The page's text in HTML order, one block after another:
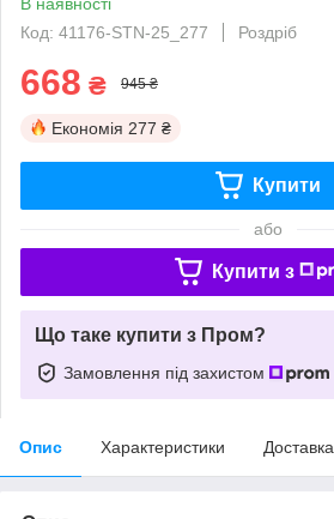
Код: 41176-STN-25_277
Роздріб
668 ₴ 945 ₴
Економія 277 ₴
Купити
або
Купити з
Що таке купити з Пром?
Замовлення під захистом
Опис Характеристики Доставка